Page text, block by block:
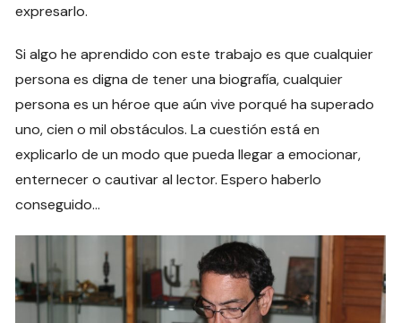
expresarlo.
Si algo he aprendido con este trabajo es que cualquier
persona es digna de tener una biografía, cualquier
persona es un héroe que aún vive porqué ha superado
uno, cien o mil obstáculos. La cuestión está en
explicarlo de un modo que pueda llegar a emocionar,
enternecer o cautivar al lector. Espero haberlo
conseguido…